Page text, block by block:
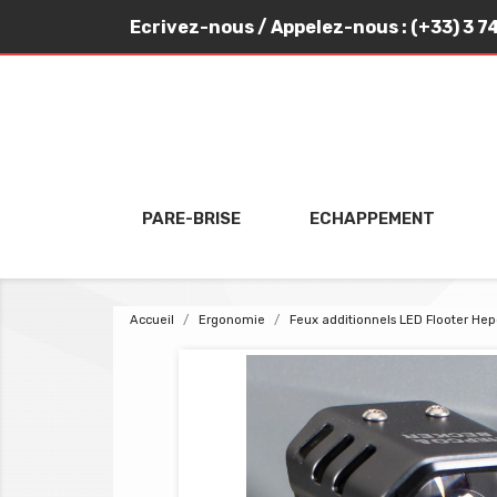
Ecrivez-nous/ Appelez-nous : (+33) 3
PARE-BRISE ECHAPPEMENT
Accueil Ergonomie Feux additionnels LED Flooter